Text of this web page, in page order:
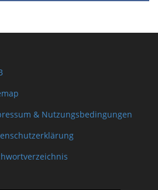
& Nutzungsbedingungen